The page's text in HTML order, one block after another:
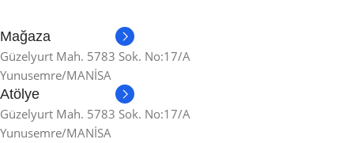
Mağaza
Güzelyurt Mah. 5783 Sok. No:17/A
Yunusemre/MANİSA
Atölye
Güzelyurt Mah. 5783 Sok. No:17/A
Yunusemre/MANİSA